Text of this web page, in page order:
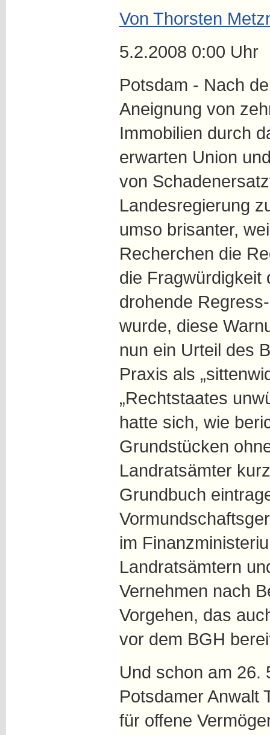
Von Thorsten
5.2.2008 0:00 Uhr
Potsdam - Nach
Aneignung von
Immobilien durch
erwarten Union
von
Landesregierung
umso brisanter,
Recherchen die
die Fragwürdigkeit
drohende
wurde, diese
nun ein Urteil des
Praxis als
„Rechtstaates
hatte sich, wie
Grundstücken
Landratsämter
Grundbuch
im
Landratsämtern
Vernehmen nach
Vorgehen, das
vor dem BGH
Und schon am 26.
Potsdamer Anwalt
für offene